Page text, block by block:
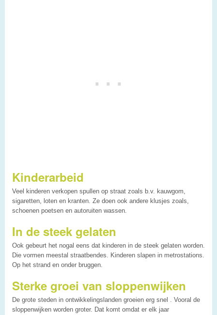
Kinderarbeid
Veel kinderen verkopen spullen op straat zoals b.v. kauwgom,
sigaretten, loten en kranten. Ze doen ook andere klusjes zoals,
schoenen poetsen en autoruiten wassen.
In de steek gelaten
Ook gebeurt het nogal eens dat kinderen in de steek gelaten worden.
Die vormen meestal straatbendes. Kinderen slapen in metrostations.
Op het strand en onder bruggen.
Sterke groei van sloppenwijken
De grote steden in ontwikkelingslanden groeien erg snel . Vooral de
sloppenwijken worden groter. Dat komt omdat er elk jaar